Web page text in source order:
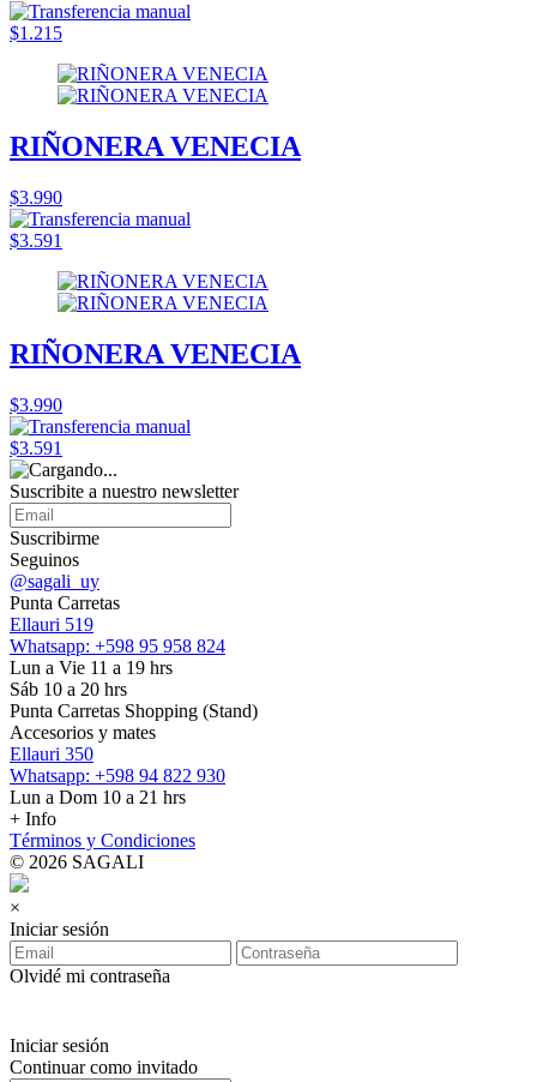
$1.215
RIÑONERA VENECIA
$3.990
$3.591
RIÑONERA VENECIA
$3.990
$3.591
Suscribite a nuestro newsletter
Suscribirme
Seguinos
@sagali_uy
Punta Carretas
Ellauri 519
Whatsapp: +598 95 958 824
Lun a Vie 11 a 19 hrs
Sáb 10 a 20 hrs
Punta Carretas Shopping (Stand)
Accesorios y mates
Ellauri 350
Whatsapp: +598 94 822 930
Lun a Dom 10 a 21 hrs
+ Info
Términos y Condiciones
© 2026 SAGALI
×
Iniciar sesión
Olvidé mi contraseña
Iniciar sesión
Continuar como invitado